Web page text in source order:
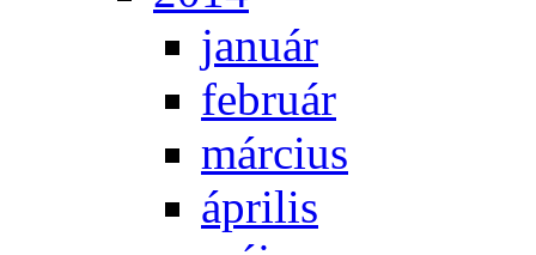
ja­nu­ár
feb­ru­ár
már­ci­us
áp­ri­lis